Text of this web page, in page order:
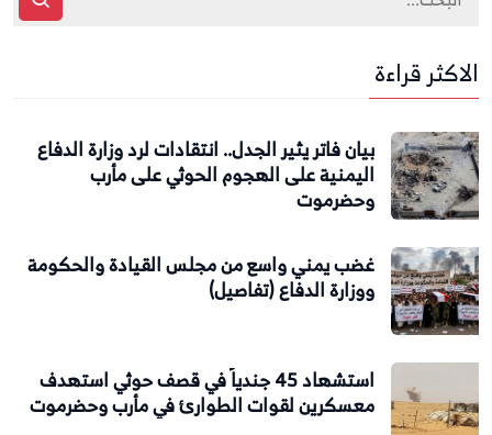
الاكثر قراءة
بيان فاتر يثير الجدل.. انتقادات لرد وزارة الدفاع
اليمنية على الهجوم الحوثي على مأرب
وحضرموت
غضب يمني واسع من مجلس القيادة والحكومة
ووزارة الدفاع (تفاصيل)
استشهاد 45 جندياً في قصف حوثي استهدف
معسكرين لقوات الطوارئ في مأرب وحضرموت